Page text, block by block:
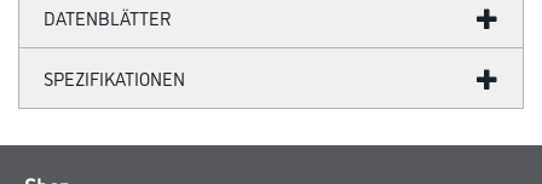
DATENBLÄTTER
SPEZIFIKATIONEN